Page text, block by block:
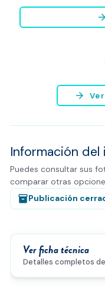
arrow_forward
arrow_forward
Información del
Puedes consultar sus
comparar otras
inventory_2Publicación
Ver ficha técnica
Detalles completos